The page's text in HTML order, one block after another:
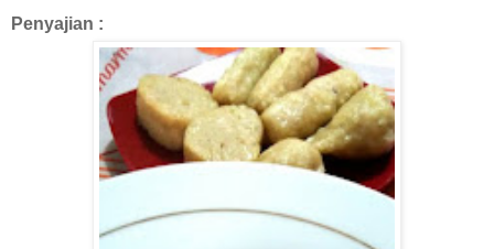
Penyajian :